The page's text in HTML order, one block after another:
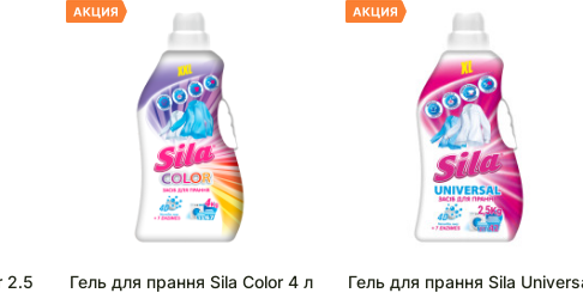
2.5
Гель для прання Sila Color 4 л
Гель для прання Sila